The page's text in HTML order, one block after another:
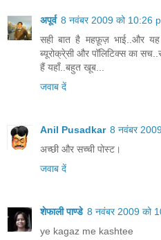
अपूर्व 8 नवंबर 2009 को 10:26
सही बात है महफ़ूज़ भाई..और यह
ब्यूरोक्रे्सी और पॉलिटिक्स का
हैं यहाँ..बहुत खूब...
जवाब दें
Anil Pusadkar 8 नवंबर
अच्छी और सच्ची पोस्ट।
जवाब दें
शेफाली पाण्डे 8 नवंबर 2009 को
ye kagaz me kashtee